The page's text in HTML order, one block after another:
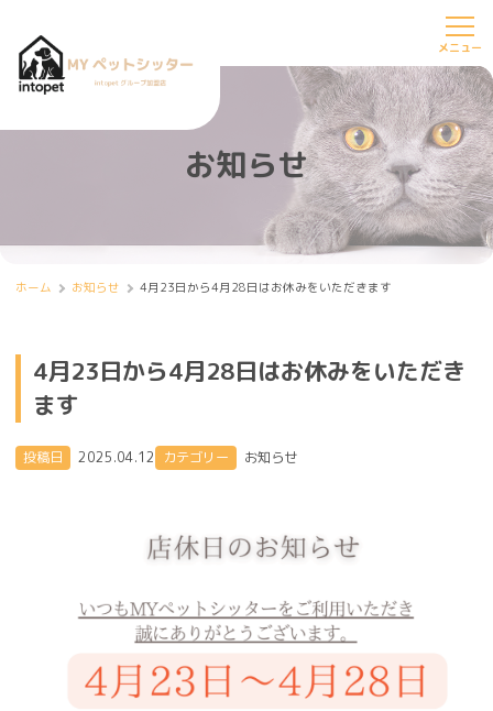
お知らせ
ホーム お知らせ 4月23日から4月28日はお休みをいただきます
4月23日から4月28日はお休みをいただき
ます
投稿日 2025.04.12 カテゴリー お知らせ